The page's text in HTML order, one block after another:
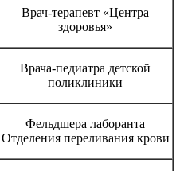
Врач-терапевт «Центра
здоровья»
Врача-педиатра детской
поликлиники
Фельдшера лаборанта
Отделения переливания крови